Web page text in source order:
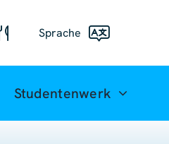
Sprache
(UK)
Studentenwerk